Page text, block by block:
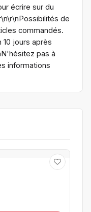
écrire sur du
de
commandés.
10 jours après
pas à
informations